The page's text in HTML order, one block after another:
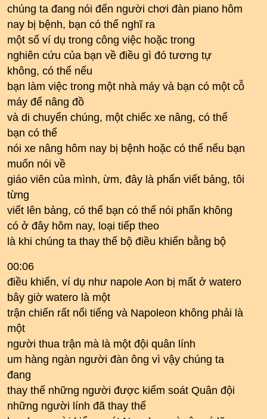
chúng ta đang nói đến người chơi đàn piano hôm
nay bị bệnh, bạn có thể nghĩ ra
một số ví dụ trong công việc hoặc trong
nghiên cứu của bạn về điều gì đó tương tự
không, có thể nếu
bạn làm việc trong một nhà máy và bạn có một cỗ
máy để nâng đồ
và di chuyển chúng, một chiếc xe nâng, có thể
bạn có thể
nói xe nâng hôm nay bị bệnh hoặc có thể nếu bạn
muốn nói về
giáo viên của mình, ừm, đây là phấn viết bảng, tôi
từng
viết lên bảng, có thể bạn có thể nói phấn không
có ở đây hôm nay, loại tiếp theo
là khi chúng ta thay thế bộ điều khiển bằng bộ
00:06
điều khiển, ví dụ như napole Aon bị mất ở watero
bây giờ watero là một
trận chiến rất nổi tiếng và Napoleon không phải là
một
người thua trận mà là một đội quân lính
um hàng ngàn người đàn ông vì vậy chúng ta
đang
thay thế những người được kiểm soát Quân đội
những người lính đã thay thế